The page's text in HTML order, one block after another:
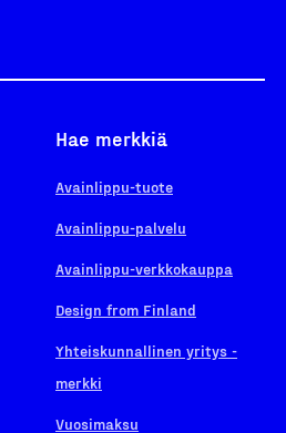
Hae merkkiä
Avainlippu-tuote
Avainlippu-palvelu
Avainlippu-verkkokauppa
Design from Finland
Yhteiskunnallinen yritys -
merkki
Vuosimaksu